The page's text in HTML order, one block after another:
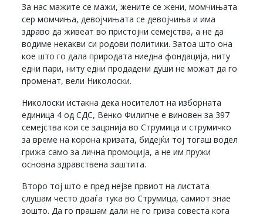
За нас мажите се мажи, жените се жени, момчињата
сер момчиња, девојчињата се девојчиња и има
здраво да живеат во пристојни семејства, а не да
водиме некакви си родови политики. Затоа што она
кое што го дала природата ниедна фондација, ниту
едни пари, ниту едни продадени души не можат да го
променат, вели Николоски.
Николоски истакна дека носителот на изборната
единица 4 од СДС, Венко Филипче е виновен за 397
семејства кои се зацрнија во Струмица и струмичко
за време на корона кризата, бидејќи тој тогаш водел
грижа само за лична промоција, а не им пружи
основна здравствена заштита.
Второ тој што е пред нејзе првиот на листата
слушам често доаѓа тука во Струмица, самиот знае
зошто. Да го прашам дали не го гриза совеста кога